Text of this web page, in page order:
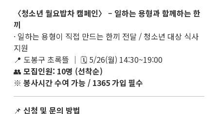
〈청소년 월요밥차 캠페인〉 – 일하는 용형과 함께하는 한
끼
· 일하는 용형이 직접 만드는 한끼 전달 / 청소년 대상 식사
지원
📍 도봉구 초록뜰 ｜ 🗓 5/26(월) 14:30~19:00
👥 모집인원: 10명 (선착순)
※ 봉사시간 수여 가능 / 1365 가입 필수
📌 신청 및 문의 방법